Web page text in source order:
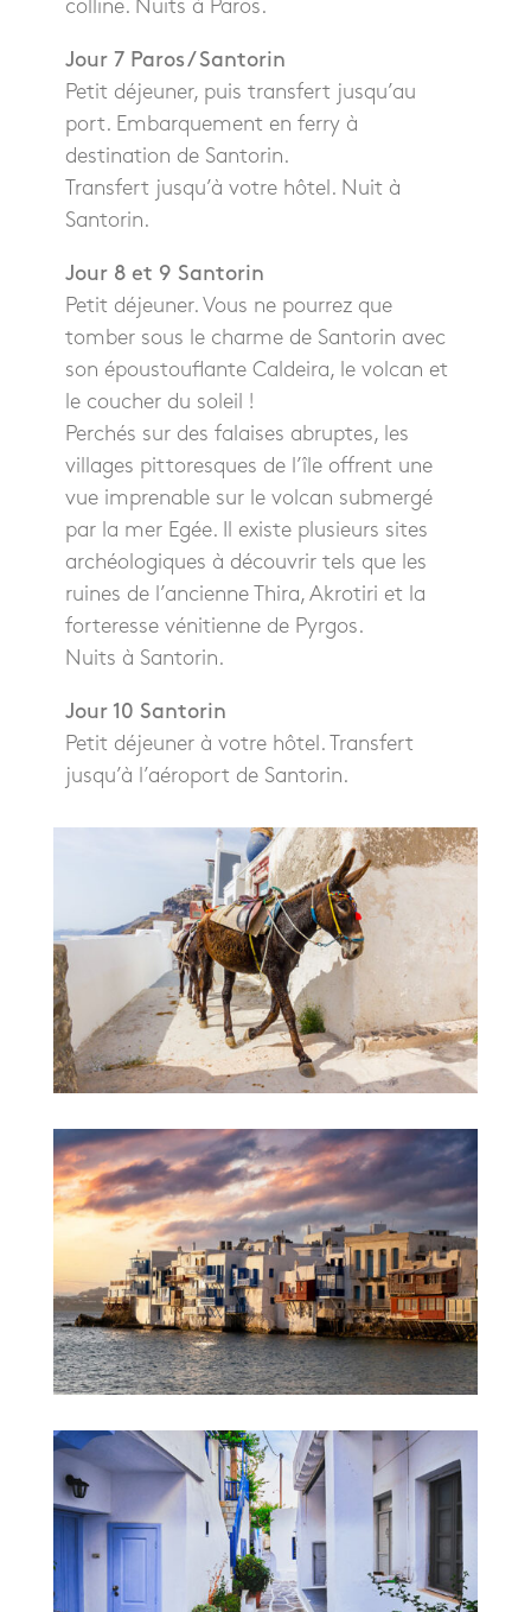
colline. Nuits à Paros.
Jour 7 Paros / Santorin
Petit déjeuner, puis transfert jusqu’au
port. Embarquement en ferry à
destination de Santorin.
Transfert jusqu’à votre hôtel. Nuit à
Santorin.
Jour 8 et 9 Santorin
Petit déjeuner. Vous ne pourrez que
tomber sous le charme de Santorin avec
son époustouflante Caldeira, le volcan et
le coucher du soleil !
Perchés sur des falaises abruptes, les
villages pittoresques de l’île offrent une
vue imprenable sur le volcan submergé
par la mer Egée. Il existe plusieurs sites
archéologiques à découvrir tels que les
ruines de l’ancienne Thira, Akrotiri et la
forteresse vénitienne de Pyrgos.
Nuits à Santorin.
Jour 10 Santorin
Petit déjeuner à votre hôtel. Transfert
jusqu’à l’aéroport de Santorin.